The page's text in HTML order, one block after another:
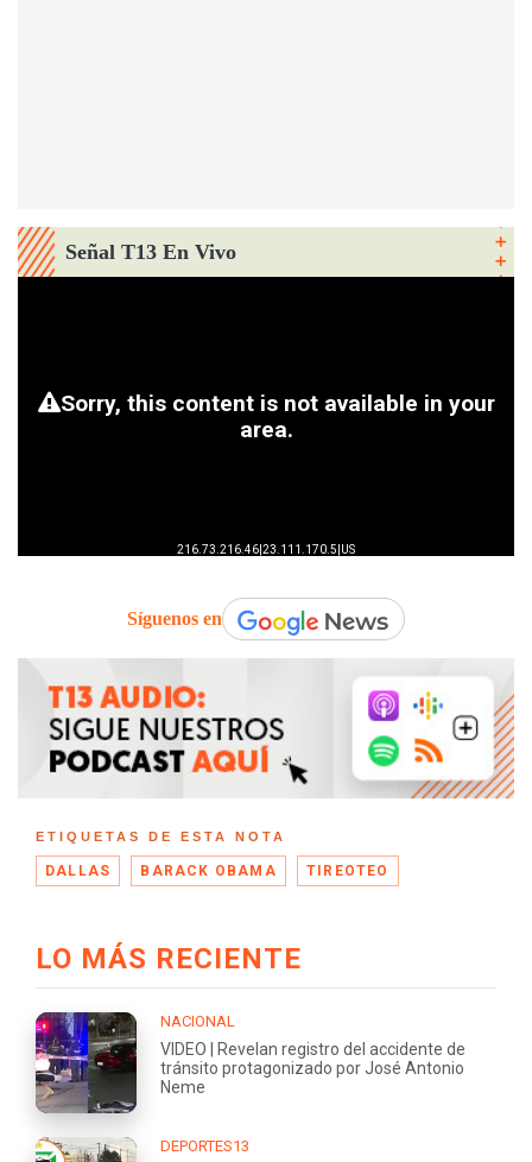
Señal T13 En Vivo
Síguenos en
ETIQUETAS DE ESTA NOTA
DALLAS BARACK OBAMA TIREOTEO
LO MÁS RECIENTE
NACIONAL
VIDEO | Revelan registro del accidente de
tránsito protagonizado por José Antonio
Neme
DEPORTES13